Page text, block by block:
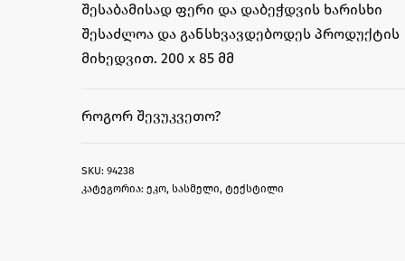
შესაბამისად ფერი და დაბეჭდვის ხარისხი
შესაძლოა და განსხვავდებოდეს პროდუქტის
მიხედვით. 200 x 85 მმ
ᲠᲝᲒᲝᲠ ᲨᲔᲕᲣᲙᲕᲔᲗᲝ?
94238
კატეგორია: ეკო, სასმელი, ტექსტილი